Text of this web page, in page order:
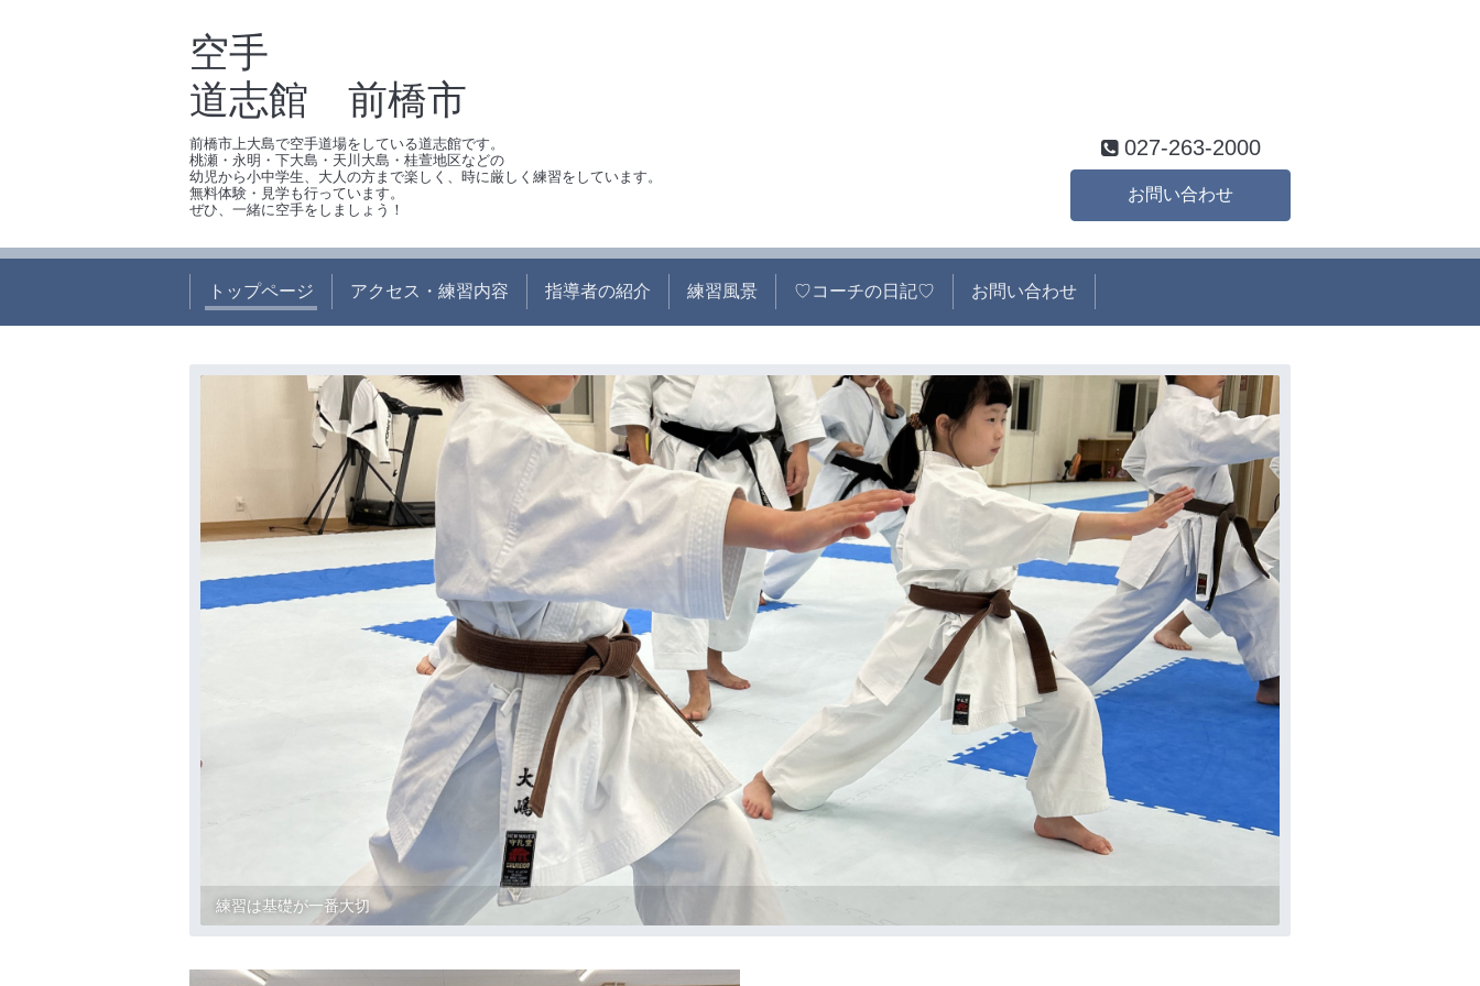
空手
道志館 前橋市
前橋市上大島で空手道場をしている道志館です。
桃瀬・永明・下大島・天川大島・桂萱地区などの
幼児から小中学生、大人の方まで楽しく、時に厳しく練習をしています。
無料体験・見学も行っています。
ぜひ、一緒に空手をしましょう！
027-263-2000
お問い合わせ
トップページ アクセス・練習内容 指導者の紹介 練習風景 ♡コーチの日記♡ お問い合わせ
練習は基礎が一番大切